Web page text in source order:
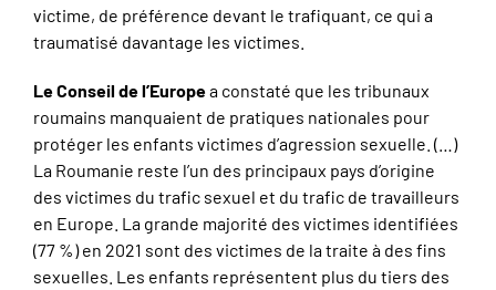
victime, de préférence devant le trafiquant, ce qui a
traumatisé davantage les victimes.
Le Conseil de l’Europea constaté que les tribunaux
roumains manquaient de pratiques nationales pour
protéger les enfants victimes d’agression sexuelle. (…)
La Roumanie reste l’un des principaux pays d’origine
des victimes du trafic sexuel et du trafic de travailleurs
en Europe. La grande majorité des victimes identifiées
(77 %) en 2021 sont des victimes de la traite à des fins
sexuelles. Les enfants représentent plus du tiers des